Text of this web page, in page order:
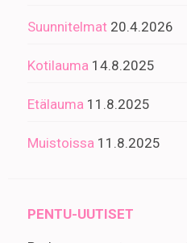
Suunnitelmat 20.4.2026
Kotilauma 14.8.2025
Etälauma 11.8.2025
Muistoissa 11.8.2025
PENTU-UUTISET